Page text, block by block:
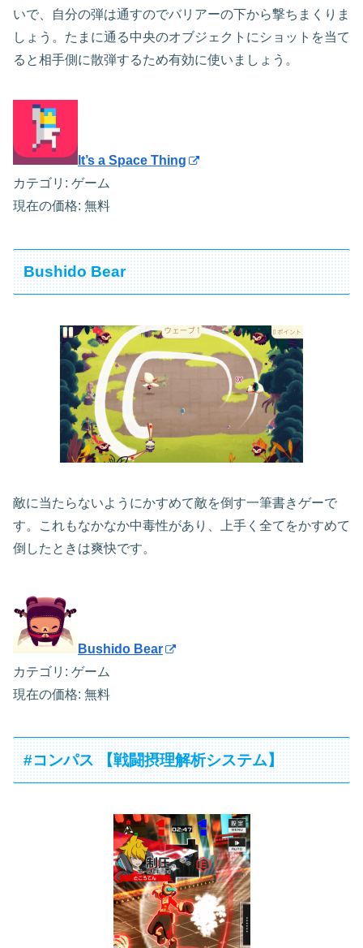
いで、自分の弾は通すのでバリアーの下から撃ちまくりま
しょう。たまに通る中央のオブジェクトにショットを当て
ると相手側に散弾するため有効に使いましょう。
It’s a Space Thing
カテゴリ: ゲーム
現在の価格: 無料
Bushido Bear
敵に当たらないようにかすめて敵を倒す一筆書きゲーで
す。これもなかなか中毒性があり、上手く全てをかすめて
倒したときは爽快です。
Bushido Bear
カテゴリ: ゲーム
現在の価格: 無料
#コンパス 【戦闘摂理解析システム】